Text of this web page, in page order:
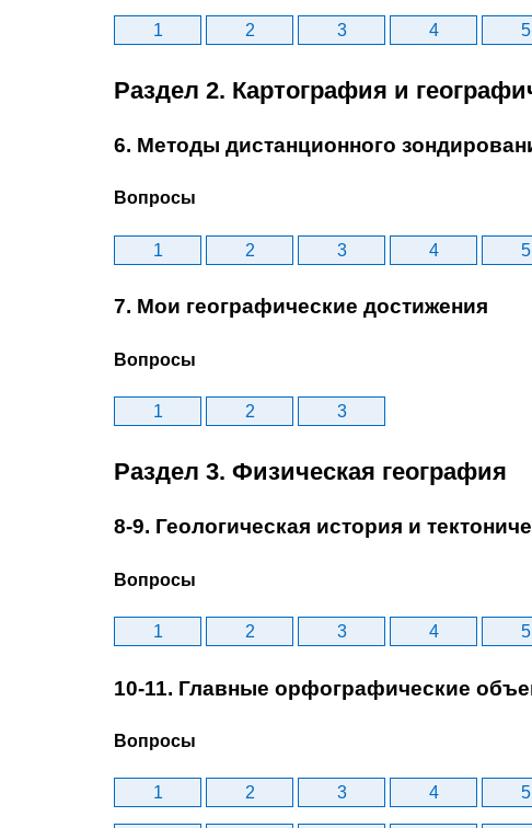
1 2 3 4 5
Раздел 2. Картография и
6. Методы дистанционного
Вопросы
1 2 3 4 5
7. Мои географические достижения
Вопросы
1 2 3
Раздел 3. Физическая география
8-9. Геологическая история и
Вопросы
1 2 3 4 5
10-11. Главные орфографические
Вопросы
1 2 3 4 5